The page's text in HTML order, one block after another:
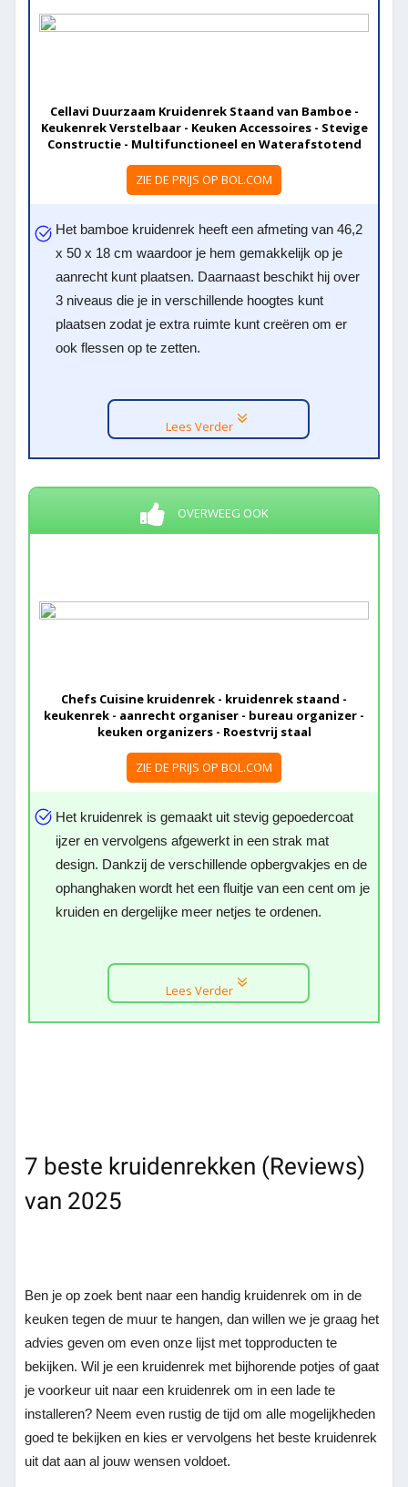
Cellavi Duurzaam Kruidenrek Staand van Bamboe -
Keukenrek Verstelbaar - Keuken Accessoires - Stevige
Constructie - Multifunctioneel en Waterafstotend
ZIE DE PRIJS OP BOL.COM
Het bamboe kruidenrek heeft een afmeting van 46,2
x 50 x 18 cm waardoor je hem gemakkelijk op je
aanrecht kunt plaatsen. Daarnaast beschikt hij over
3 niveaus die je in verschillende hoogtes kunt
plaatsen zodat je extra ruimte kunt creëren om er
ook flessen op te zetten.
Lees Verder
OVERWEEG OOK
Chefs Cuisine kruidenrek - kruidenrek staand -
keukenrek - aanrecht organiser - bureau organizer -
keuken organizers - Roestvrij staal
ZIE DE PRIJS OP BOL.COM
Het kruidenrek is gemaakt uit stevig gepoedercoat
ijzer en vervolgens afgewerkt in een strak mat
design. Dankzij de verschillende opbergvakjes en de
ophanghaken wordt het een fluitje van een cent om je
kruiden en dergelijke meer netjes te ordenen.
Lees Verder
7 beste kruidenrekken (Reviews)
van 2025
Ben je op zoek bent naar een handig kruidenrek om in de
keuken tegen de muur te hangen, dan willen we je graag het
advies geven om even onze lijst met topproducten te
bekijken. Wil je een kruidenrek met bijhorende potjes of gaat
je voorkeur uit naar een kruidenrek om in een lade te
installeren? Neem even rustig de tijd om alle mogelijkheden
goed te bekijken en kies er vervolgens het beste kruidenrek
uit dat aan al jouw wensen voldoet.